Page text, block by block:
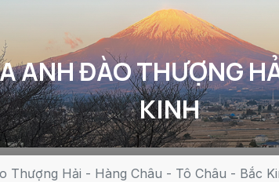
ANH ĐÀO THƯỢNG
KINH
Thượng Hải - Hàng Châu - Tô Châu - Bắc